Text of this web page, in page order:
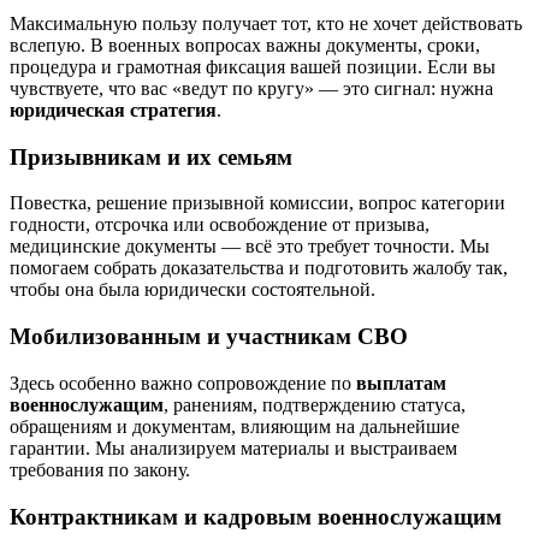
Максимальную пользу получает тот, кто не хочет действовать
вслепую. В военных вопросах важны документы, сроки,
процедура и грамотная фиксация вашей позиции. Если вы
чувствуете, что вас «ведут по кругу» — это сигнал: нужна
юридическая стратегия.
Призывникам и их семьям
Повестка, решение призывной комиссии, вопрос категории
годности, отсрочка или освобождение от призыва,
медицинские документы — всё это требует точности. Мы
помогаем собрать доказательства и подготовить жалобу так,
чтобы она была юридически состоятельной.
Мобилизованным и участникам СВО
Здесь особенно важно сопровождение по выплатам
военнослужащим, ранениям, подтверждению статуса,
обращениям и документам, влияющим на дальнейшие
гарантии. Мы анализируем материалы и выстраиваем
требования по закону.
Контрактникам и кадровым военнослужащим